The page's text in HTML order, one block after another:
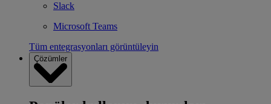
Slack
Microsoft Teams
Tüm entegrasyonları görüntüleyin
Çözümler